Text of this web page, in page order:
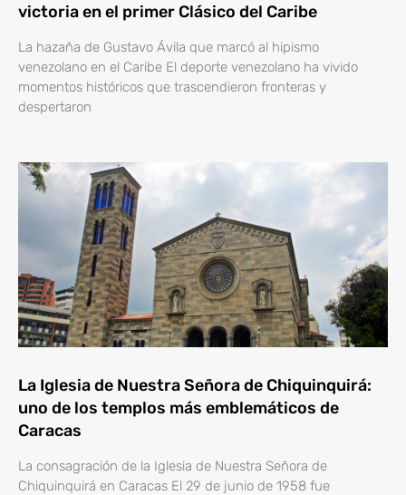
victoria en el primer Clásico del Caribe
La hazaña de Gustavo Ávila que marcó al hipismo
venezolano en el Caribe El deporte venezolano ha vivido
momentos históricos que trascendieron fronteras y
despertaron
La Iglesia de Nuestra Señora de Chiquinquirá:
uno de los templos más emblemáticos de
Caracas
La consagración de la Iglesia de Nuestra Señora de
Chiquinquirá en Caracas El 29 de junio de 1958 fue